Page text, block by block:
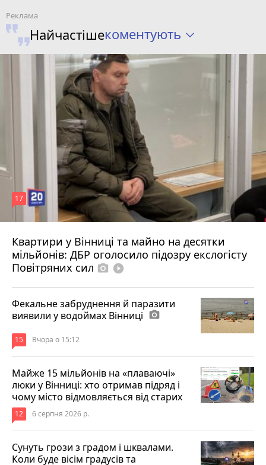
Найчастішекоментують
Квартири у Вінниці та майно на десятки
мільйонів: ДБР оголосило підозру екслогісту
Повітряних сил photo_camera play_circle_filled
17
6 серпня 2026 р.
Фекальне забруднення й паразити
виявили у водоймах Вінниці photo_camera
15 Вчора о 15:12
Майже 15 мільйонів на «плаваючі»
люки у Вінниці: хто отримав підряд і
чому місто відмовляється від старих
12 6 серпня 2026 р.
Сунуть грози з градом і шквалами.
Коли буде вісім градусів та